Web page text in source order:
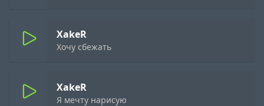
XakeR
Хочу сбежать
XakeR
Я мечту нарисую